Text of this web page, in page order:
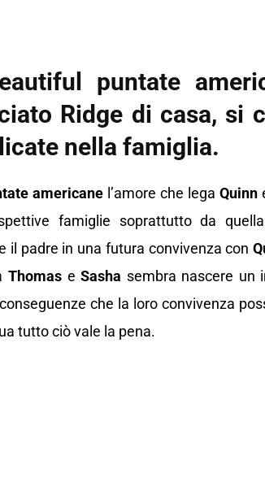
puntate
Ridge di casa, si
nella famiglia.
americane l’amore che lega Quinn
famiglie soprattutto da
il padre in una futura convivenza con
ThomaseSasha sembra nascere un
che la loro convivenza
tutto ciò vale la pena.